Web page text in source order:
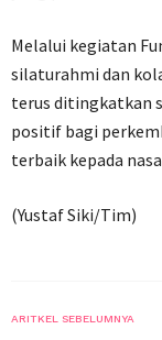
Melalui kegiatan
silaturahmi dan
terus ditingkatkan
positif bagi
terbaik kepada
(Yustaf Siki/Tim)
ARITKEL SEBELUMNYA